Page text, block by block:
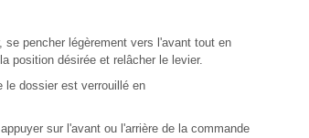
se pencher légèrement vers l'avant tout en
position désirée et relâcher le levier.
le dossier est verrouillé en
sur l'avant ou l'arrière de la commande